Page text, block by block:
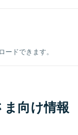
ドできます。
向け情報